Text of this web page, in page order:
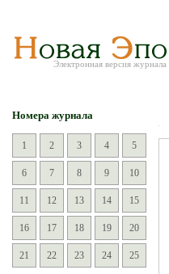
Электронная версия журнала
Номера журнала
1 2 3 4 5
6 7 8 9 10
11 12 13 14 15
16 17 18 19 20
21 22 23 24 25